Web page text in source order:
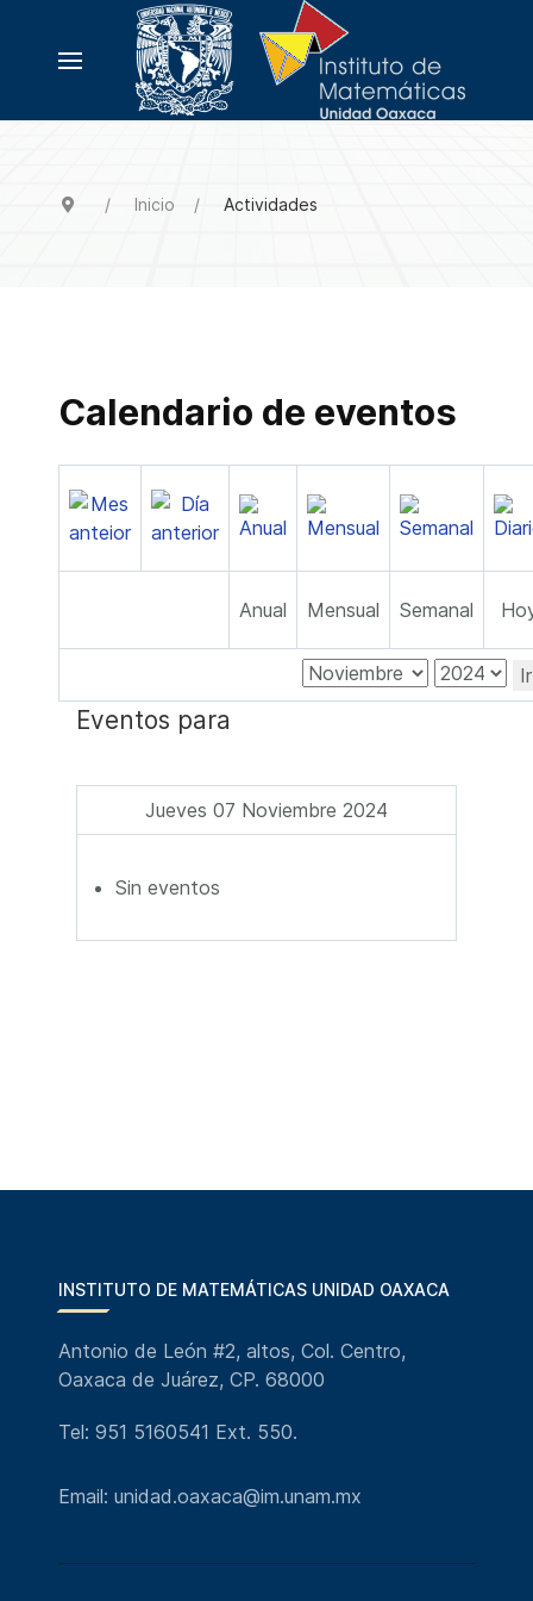
Inicio Actividades
Calendario de eventos
Anual Mensual Semanal
Eventos para
Jueves 07 Noviembre 2024
Sin eventos
INSTITUTO DE MATEMÁTICAS UNIDAD OAXACA
Antonio de León #2, altos, Col. Centro,
Oaxaca de Juárez, CP. 68000
Tel: 951 5160541 Ext. 550.
Email: unidad.oaxaca@im.unam.mx